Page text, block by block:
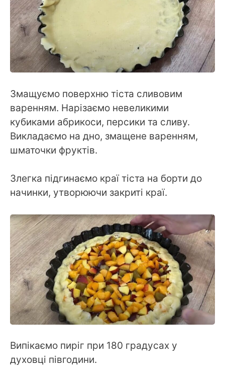
Змащуємо поверхню тіста сливовим
варенням. Нарізаємо невеликими
кубиками абрикоси, персики та сливу.
Викладаємо на дно, змащене варенням,
шматочки фруктів.
Злегка підгинаємо краї тіста на борти до
начинки, утворюючи закриті краї.
Випікаємо пиріг при 180 градусах у
духовці півгодини.